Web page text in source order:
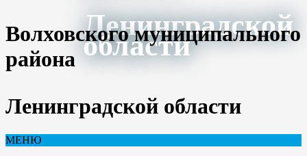
Ленинградской
области
Волховского муниципального
района
Ленинградской области
МЕНЮ